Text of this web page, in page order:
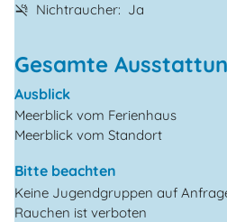
Nichtraucher
Ja
Gesamte
Ausblick
Meerblick vom Ferienhaus
Meerblick vom Standort
Bitte beachten
Keine Jugendgruppen auf
Rauchen ist verboten